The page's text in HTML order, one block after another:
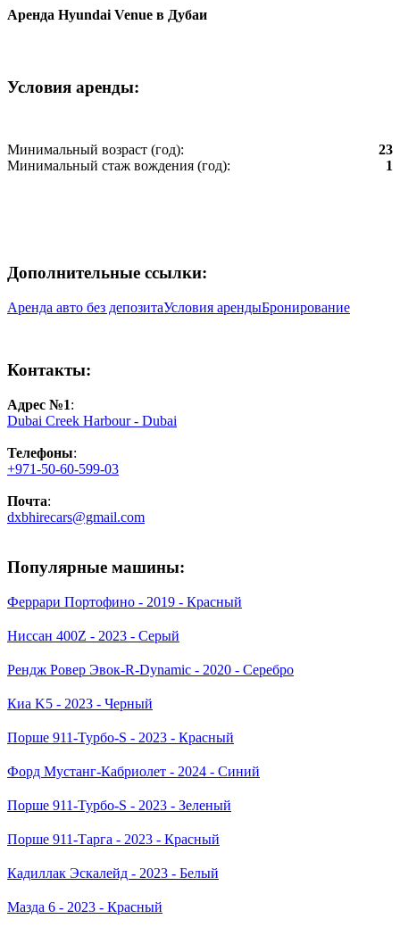
Аренда Hyundai Venue в Дубаи
Условия аренды:
Минимальный возраст (год):
23
Минимальный стаж вождения (год):
1
Дополнительные ссылки:
Аренда авто без депозитаУсловия арендыБронирование
Контакты:
Адрес №1:
Dubai Creek Harbour - Dubai
Телефоны:
+971-50-60-599-03
Почта:
dxbhirecars@gmail.com
Популярные машины:
Феррари Портофино - 2019 - Красный
Ниссан 400Z - 2023 - Серый
Рендж Ровер Эвок-R-Dynamic - 2020 - Серебро
Киа K5 - 2023 - Черный
Порше 911-Турбо-S - 2023 - Красный
Форд Мустанг-Кабриолет - 2024 - Синий
Порше 911-Турбо-S - 2023 - Зеленый
Порше 911-Тарга - 2023 - Красный
Кадиллак Эскалейд - 2023 - Белый
Мазда 6 - 2023 - Красный